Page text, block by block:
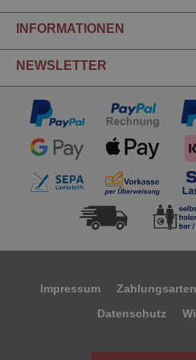
INFORMATIONEN
NEWSLETTER
Impressum Zahlungsarten
Datenschutz